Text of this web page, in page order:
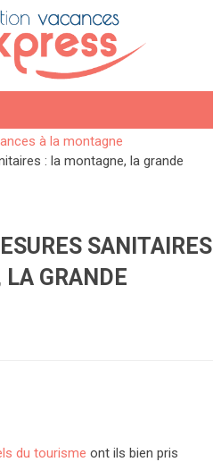
à la montagne
: la montagne, la grande
SANITAIRES
GRANDE
du tourisme ont ils bien pris